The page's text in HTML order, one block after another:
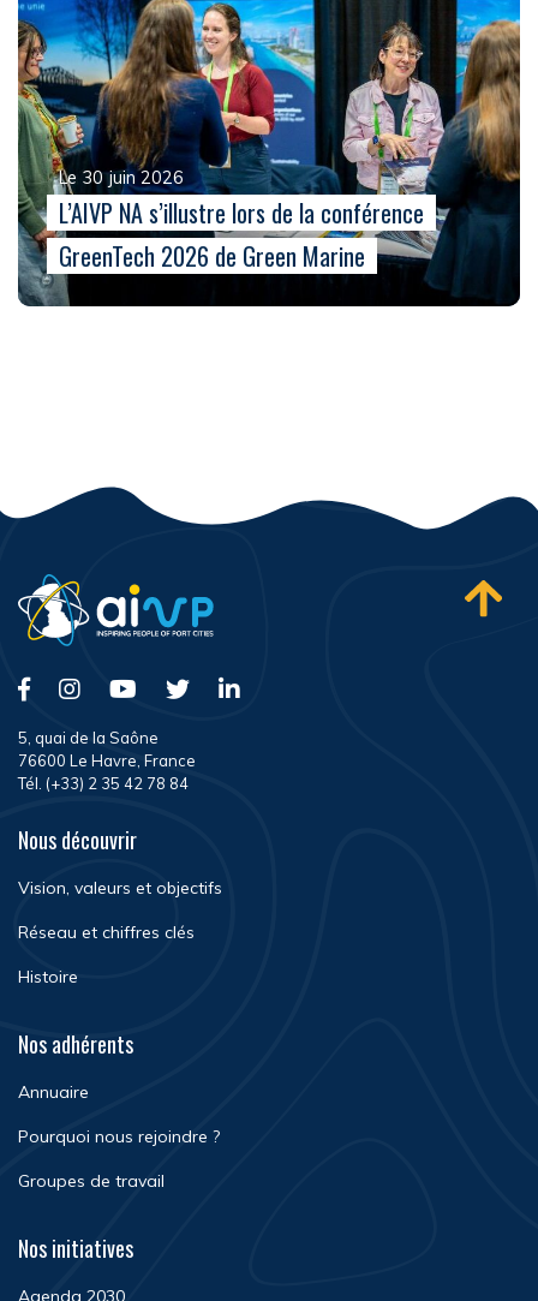
Le 30 juin 2026
L’AIVP NA s’illustre lors de la conférence
GreenTech 2026 de Green Marine
5, quai de la Saône
76600 Le Havre, France
Tél. (+33) 2 35 42 78 84
Nous découvrir
Vision, valeurs et objectifs
Réseau et chiffres clés
Histoire
Nos adhérents
Annuaire
Pourquoi nous rejoindre ?
Groupes de travail
Nos initiatives
Agenda 2030